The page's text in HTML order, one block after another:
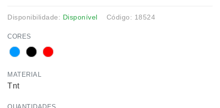
Disponibilidade: Disponível Código: 18524
CORES
MATERIAL
Tnt